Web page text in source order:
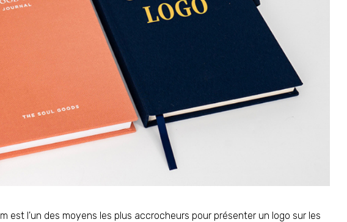
est l'un des moyens les plus accrocheurs pour présenter un logo sur les